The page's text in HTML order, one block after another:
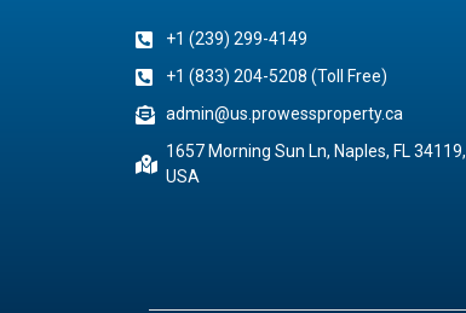
+1 (239) 299-4149
+1 (833) 204-5208 (Toll Free)
admin@us.prowessproperty.ca
1657 Morning Sun Ln, Naples, FL 34119,
USA